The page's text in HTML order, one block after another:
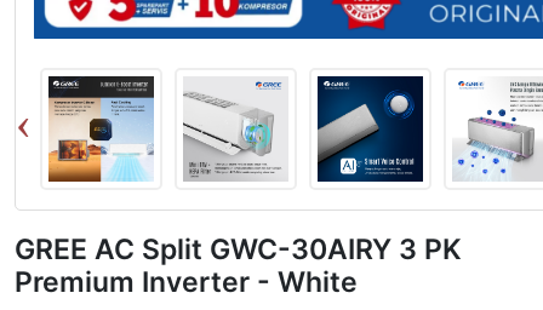
GREE AC Split GWC-30AIRY 3 PK
Premium Inverter - White